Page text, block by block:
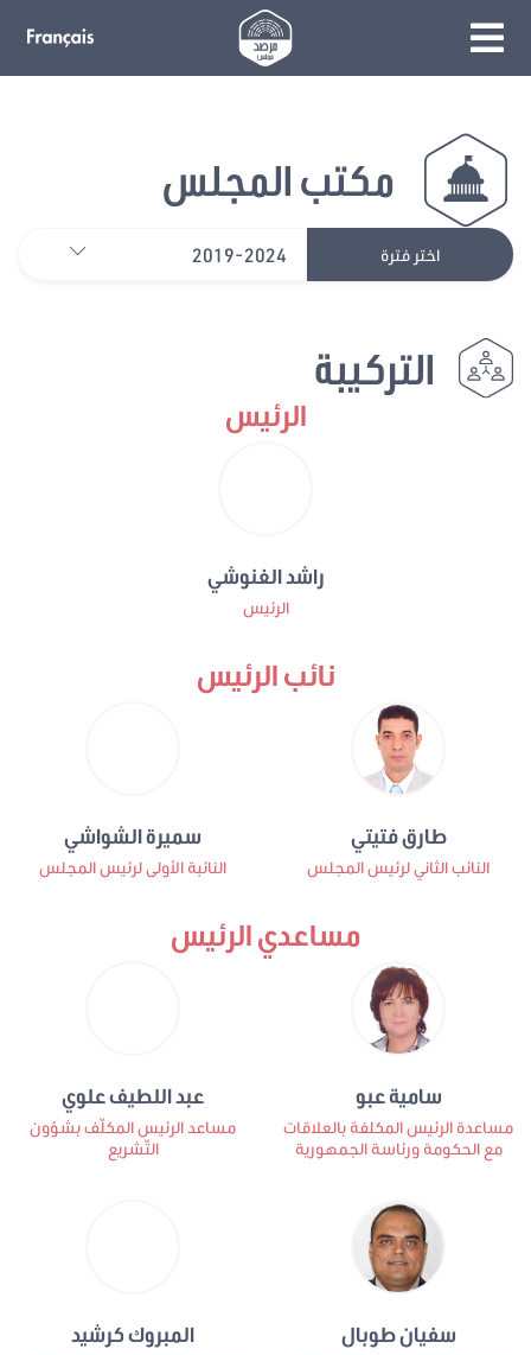
مكتب المجلس
اختر فترة 2019-2024
التركيبة
الرئيس
راشد الغنوشي
الرئيس
نائب الرئيس
سميرة الشواشي
النائبة الأولى لرئيس المجلس
طارق فتيتي
النائب الثاني لرئيس المجلس
مساعدي الرئيس
عبد اللطيف علوي
مساعد الرئيس المكلّف بشؤون
التّشريع
سامية عبو
مساعدة الرئيس المكلفة بالعلاقات
مع الحكومة ورئاسة الجمهورية
المبروك كرشيد سفيان طوبال